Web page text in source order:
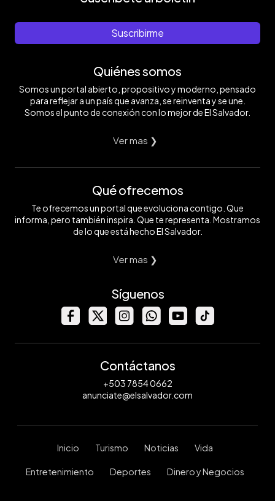
Suscribirme
Quiénes somos
Somos un portal abierto, propositivo y moderno, pensado
para reflejar a un país que avanza, se reinventa y se une.
Somos el punto de conexión con lo mejor de El Salvador.
Ver mas ❯
Qué ofrecemos
Te ofrecemos un portal que evoluciona contigo. Que
informa, pero también inspira. Que te representa. Mostramos
de lo que está hecho El Salvador.
Ver mas ❯
Síguenos
Contáctanos
+503 7854 0662
anunciate@elsalvador.com
Inicio Turismo Noticias Vida
Entretenimiento Deportes Dinero y Negocios